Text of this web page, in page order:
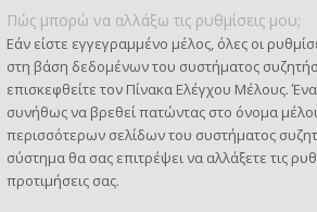
Πώς μπορώ να αλλάξω τις ρυθμίσεις μου;
Εάν είστε εγγεγραμμένο μέλος, όλες οι
στη βάση δεδομένων του συστήματος
επισκεφθείτε τον Πίνακα Ελέγχου Μέλους.
συνήθως να βρεθεί πατώντας στο όνομα
περισσότερων σελίδων του συστήματος
σύστημα θα σας επιτρέψει να αλλάξετε τις
προτιμήσεις σας.